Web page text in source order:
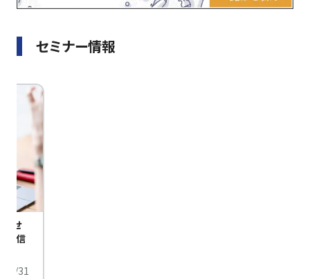
セミナー情報
ませ
配信
01/31